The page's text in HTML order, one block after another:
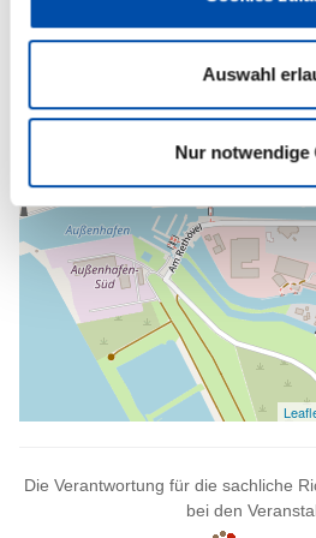
Auswahl
Nur notwendige
Die Verantwortung für die sachliche
bei den